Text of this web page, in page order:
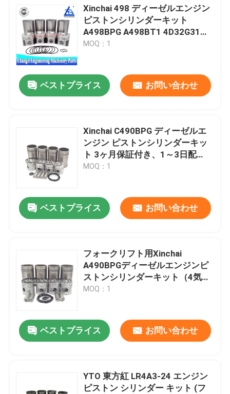
家へ
Xinchai 498 ディーゼルエンジン
ピストンシリンダーキット
A498BPG A498BT1 4D32G31用
12 KG 重量
MOQ：1
ベストプライス お問い合わせ
Xinchai C490BPG ディーゼルエ
ンジン ピストンシリンダーキッ
ト 3ヶ月保証付き、1～3日配
送、4気筒用
MOQ：1
ベストプライス お問い合わせ
フォークリフト用Xinchai
A490BPGディーゼルエンジンピ
ストンシリンダーキット（4気
筒） - 浙江新柴股份有限公司製
MOQ：1
ベストプライス お問い合わせ
YTO 東方紅 LR4A3-24 エンジン
ピストン シリンダー キット (フ